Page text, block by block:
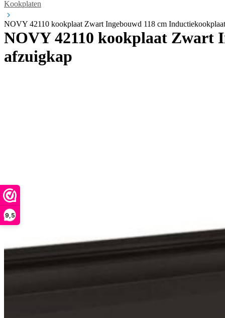
9,5
Kookplaten
NOVY 42110 kookplaat Zwart Ingebouwd 118 cm
NOVY 42110 kookplaat Zwart
afzuigkap